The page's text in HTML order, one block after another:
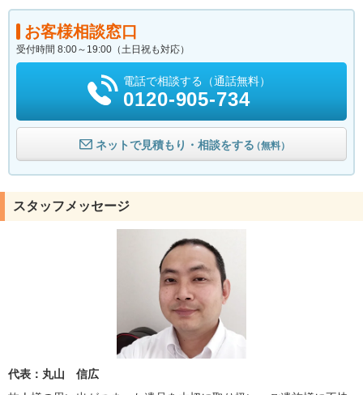
お客様相談窓口
受付時間 8:00～19:00（土日祝も対応）
電話で相談する（通話無料）
0120-905-734
ネットで見積もり・相談をする（無料）
スタッフメッセージ
代表：丸山 信広